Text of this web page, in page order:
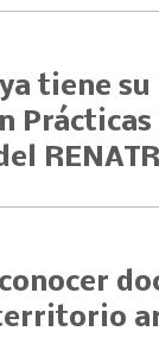
tiene
Prácticas
conocer